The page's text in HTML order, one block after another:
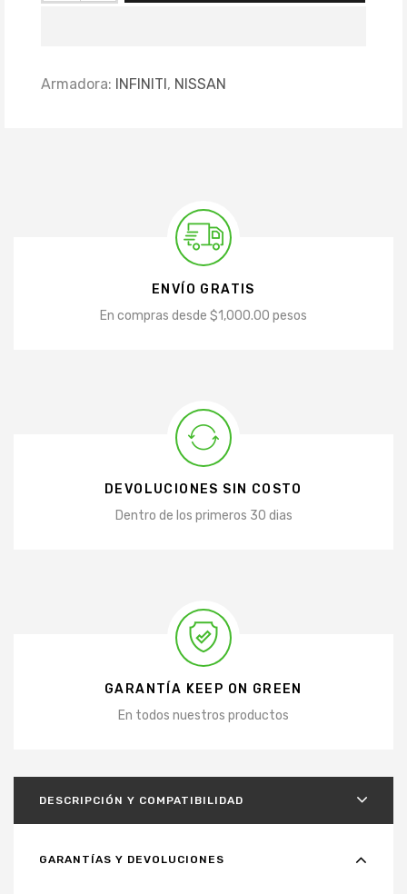
Armadora: INFINITI, NISSAN
ENVÍO GRATIS
En compras desde $1,000.00 pesos
DEVOLUCIONES SIN COSTO
Dentro de los primeros 30 dias
GARANTÍA KEEP ON GREEN
En todos nuestros productos
DESCRIPCIÓN Y COMPATIBILIDAD
GARANTÍAS Y DEVOLUCIONES